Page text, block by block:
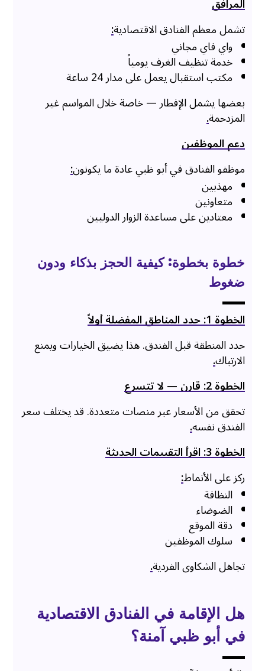
المرافق
تشمل معظم الفنادق الاقتصادية:
واي فاي مجاني
خدمة تنظيف الغرف يومياً
مكتب استقبال يعمل على مدار 24 ساعة
بعضها يشمل الإفطار — خاصة خلال المواسم غير
المزدحمة.
دعم الموظفين
موظفو الفنادق في أبو ظبي عادة ما يكونون:
مهذبين
متعاونين
معتادين على مساعدة الزوار الدوليين
خطوة بخطوة: كيفية الحجز بذكاء ودون
ضغوط
الخطوة 1: حدد المناطق المفضلة أولاً
حدد المنطقة قبل الفندق. هذا يضيق الخيارات ويمنع
الارتباك.
الخطوة 2: قارن — لا تتسرع
تحقق من الأسعار عبر منصات متعددة. قد يختلف سعر
الفندق نفسه.
الخطوة 3: اقرأ التقييمات الحديثة
ركز على الأنماط:
النظافة
الضوضاء
دقة الموقع
سلوك الموظفين
تجاهل الشكاوى الفردية.
هل الإقامة في الفنادق الاقتصادية
في أبو ظبي آمنة؟